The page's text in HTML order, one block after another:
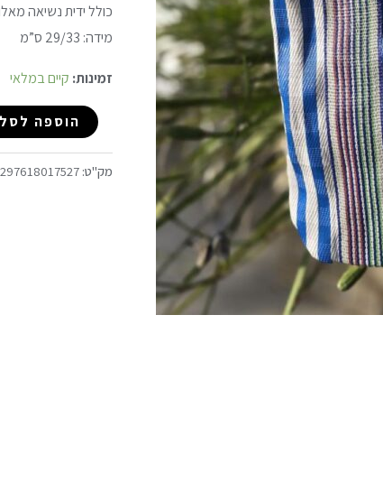
כולל ידית נשיאה
מידה: 29/33 ס”מ
זמינות: קיים במלאי
הוספה לסל
מק"ט: